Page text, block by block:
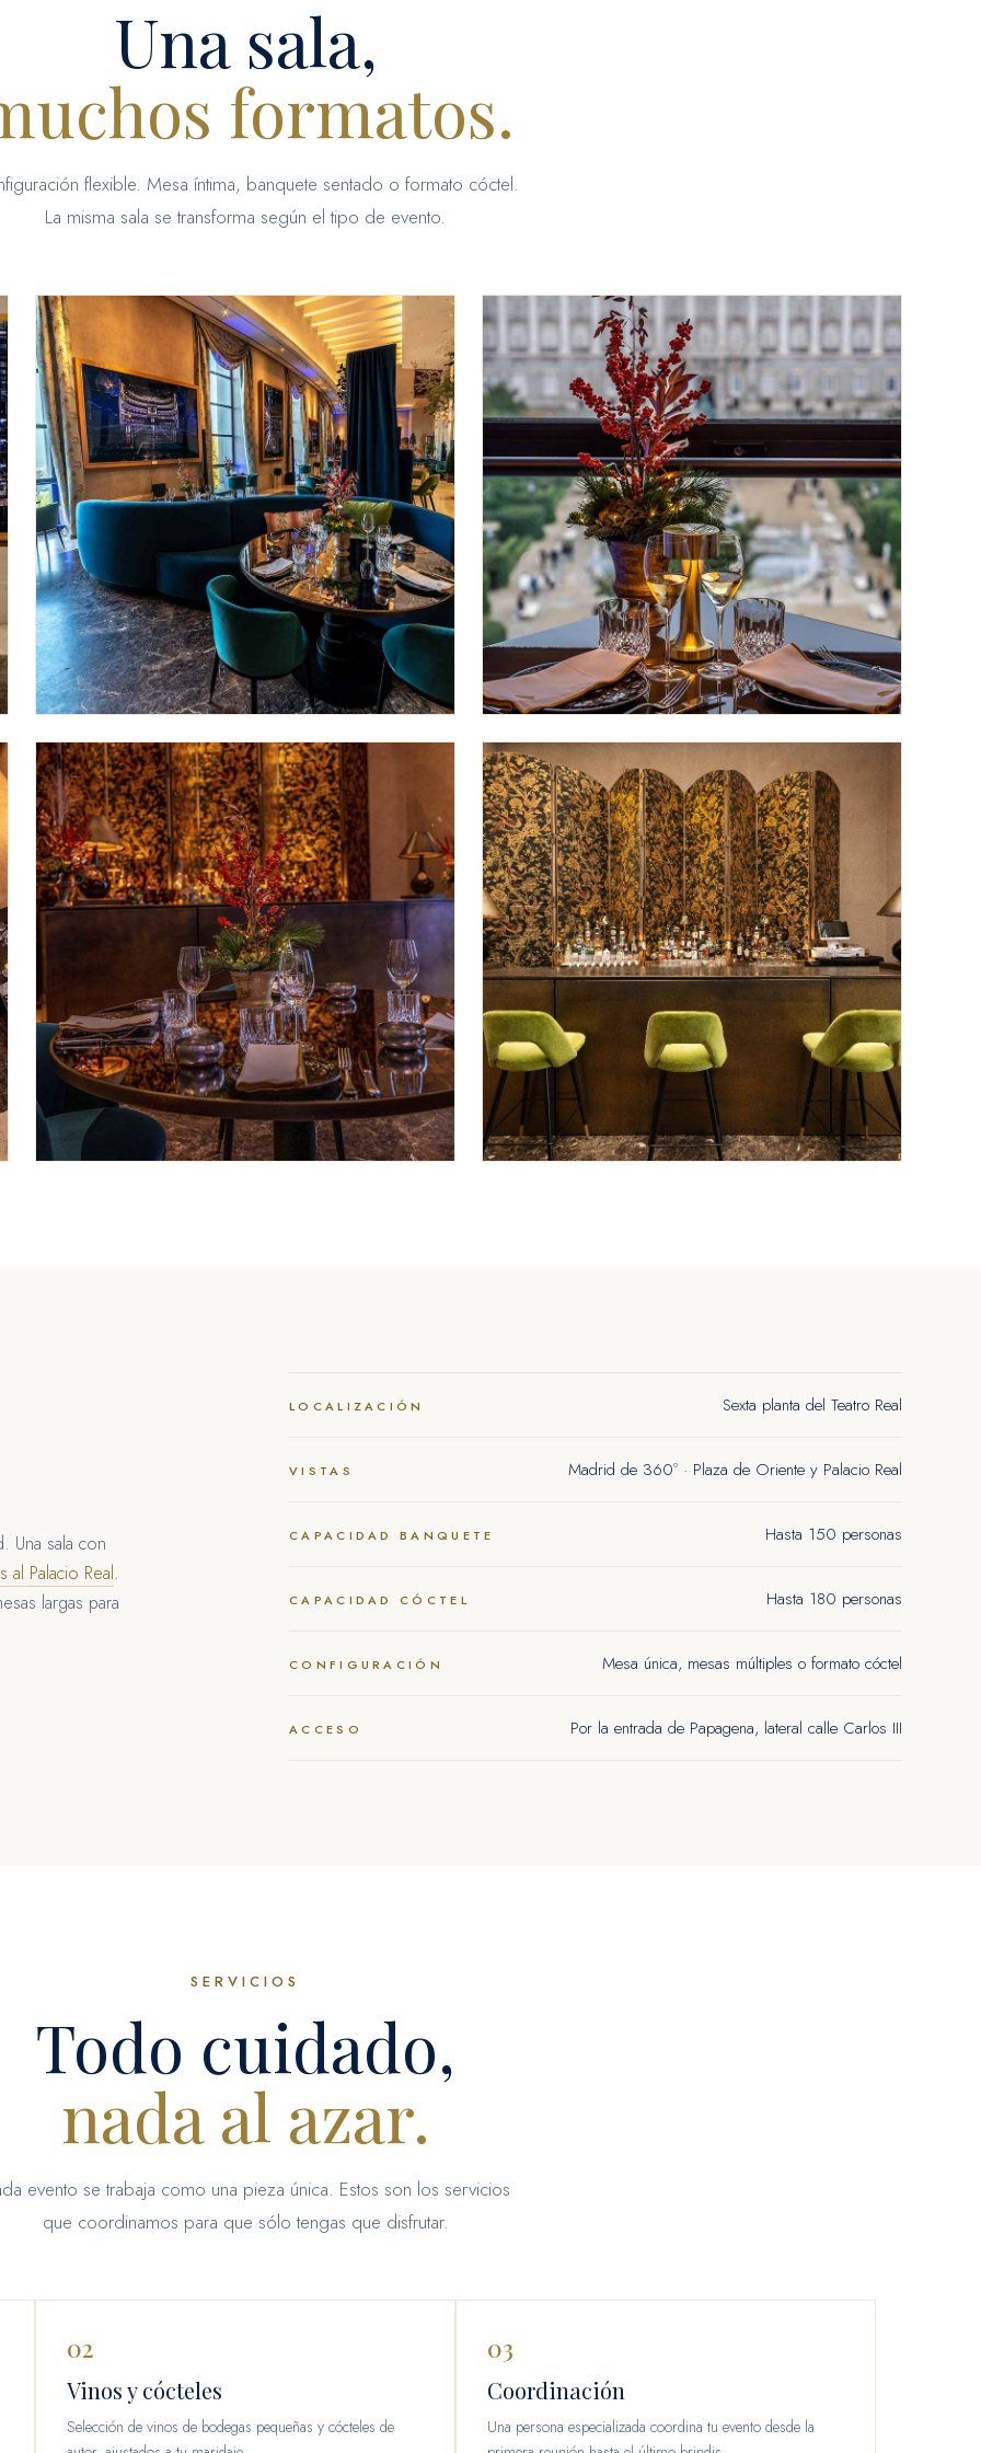
Una sala,
formatos.
flexible. Mesa íntima, banquete sentado o formato cóctel.
La misma sala se transforma según el tipo de evento.
Salón principal
AFORO COMPLETO
Mesa para dos · Plaza de Oriente
CENA ÍNTIMA
Una sala con
al Palacio Real.
largas para
LOCALIZACIÓN Sexta planta del Teatro Real
VISTAS Madrid de 360º · Plaza de Oriente y Palacio Real
CAPACIDAD BANQUETE Hasta 150 personas
CAPACIDAD CÓCTEL Hasta 180 personas
CONFIGURACIÓN Mesa única, mesas múltiples o formato cóctel
ACCESO Por la entrada de Papagena, lateral calle Carlos III
SERVICIOS
Todo cuidado,
nada al azar.
evento se trabaja como una pieza única. Estos son los servicios
que coordinamos para que sólo tengas que disfrutar.
02
Vinos y cócteles
Selección de vinos de bodegas pequeñas y cócteles de
03
Coordinación
Una persona especializada coordina tu evento desde la